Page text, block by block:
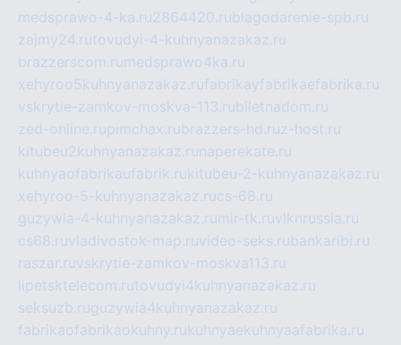
medsprawo-4-ka.ru2864420.rublagodarenie-spb.ru
zajmy24.rutovudyi-4-kuhnyanazakaz.ru
brazzerscom.ru medsprawo4ka.ru
xehyroo5kuhnyanazakaz.rufabrikayfabrikaefabrika.ru
vskrytie-zamkov-moskva-113.rubiletnadom.ru
zed-online.rupimchax.rubrazzers-hd.ruz-host.ru
kitubeu2kuhnyanazakaz.ru naperekate.ru
kuhnyaofabrikaufabrik.rukitubeu-2-kuhnyanazakaz.ru
xehyroo-5-kuhnyanazakaz.rucs-68.ru
guzywia-4-kuhnyanazakaz.ru mir-tk.ruvlknrussia.ru
cs68.ruvladivostok-map.ruvideo-seks.rubankaribi.ru
raszar.ruvskrytie-zamkov-moskva113.ru
lipetsktelecom.rutovudyi4kuhnyanazakaz.ru
seksuzb.ruguzywia4kuhnyanazakaz.ru
fabrikaofabrikaokuhny.rukuhnyaekuhnyaafabrika.ru